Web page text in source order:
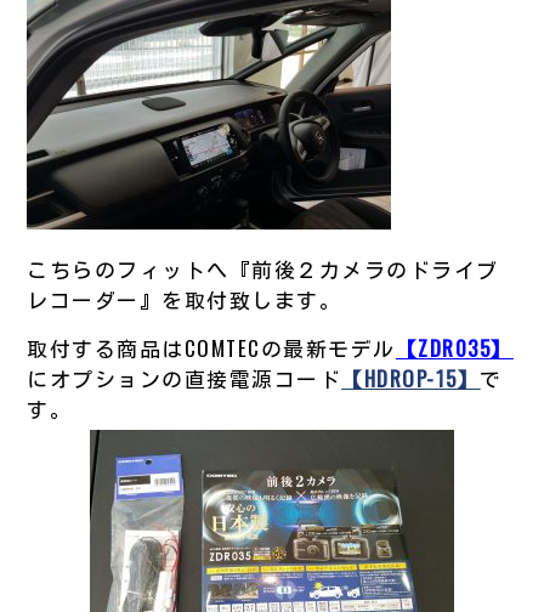
こちらのフィットへ『前後２カメラのドライブ
レコーダー』を取付致します。
取付する商品はCOMTECの最新モデル 【ZDR035】
にオプションの直接電源コード 【HDROP-15】 で
す。